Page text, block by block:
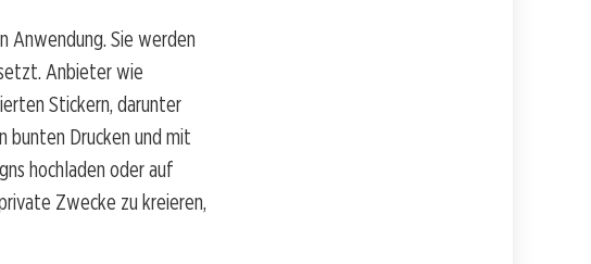
Anwendung. Sie werden
Anbieter wie
Stickern, darunter
bunten Drucken und mit
hochladen oder auf
Zwecke zu kreieren,